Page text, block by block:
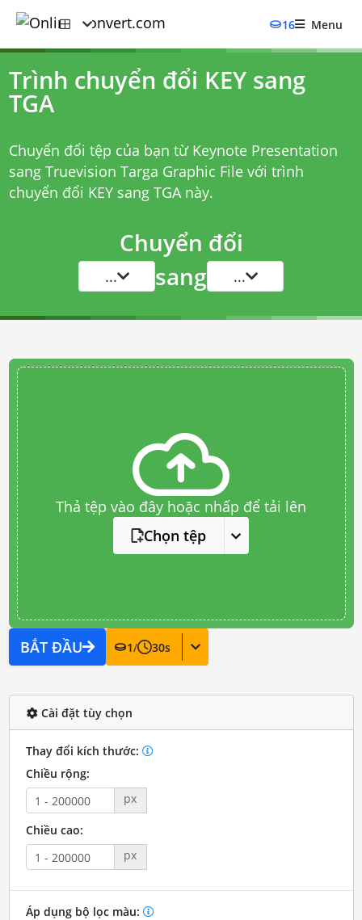
16 Menu
Trình chuyển đổi KEY sang
TGA
Chuyển đổi tệp của bạn từ Keynote Presentation
sang Truevision Targa Graphic File với trình
chuyển đổi KEY sang TGAnày.
Chuyển đổi
... sang ...
Thả tệp vào đây hoặc nhấp để tải lên
Chọn tệp
BẮT ĐẦU 1/ 30s
Cài đặt tùy chọn
Thay đổi kích thước:
Chiều rộng:
px
Chiều cao:
px
Áp dụng bộ lọc màu: